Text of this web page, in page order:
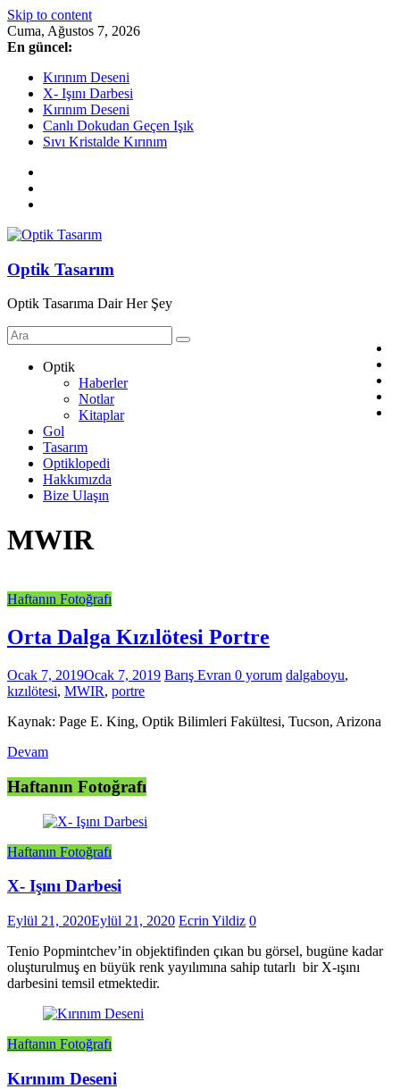
Skip to content
Cuma, Ağustos 7, 2026
En güncel:
Kırınım Deseni
X- Işını Darbesi
Kırınım Deseni
Canlı Dokudan Geçen Işık
Sıvı Kristalde Kırınım
Optik Tasarım
Optik Tasarıma Dair Her Şey
Optik
Haberler
Notlar
Kitaplar
Gol
Tasarım
Optiklopedi
Hakkımızda
Bize Ulaşın
MWIR
Haftanın Fotoğrafı
Orta Dalga Kızılötesi Portre
Ocak 7, 2019Ocak 7, 2019 Barış Evran 0 yorum dalgaboyu,
kızılötesi, MWIR, portre
Kaynak: Page E. King, Optik Bilimleri Fakültesi, Tucson, Arizona
Devam
Haftanın Fotoğrafı
Haftanın Fotoğrafı
X- Işını Darbesi
Eylül 21, 2020Eylül 21, 2020 Ecrin Yildiz 0
Tenio Popmintchev’in objektifinden çıkan bu görsel, bugüne kadar
oluşturulmuş en büyük renk yayılımına sahip tutarlı bir X-ışını
darbesini temsil etmektedir.
Haftanın Fotoğrafı
Kırınım Deseni